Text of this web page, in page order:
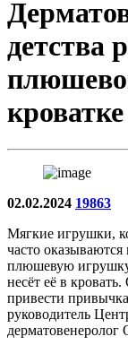
детства
кроватке
02.02.2024 19863
Мягкие игрушки,
часто
плюшевую
несёт её в
привести
руководитель
дерматовенеролог